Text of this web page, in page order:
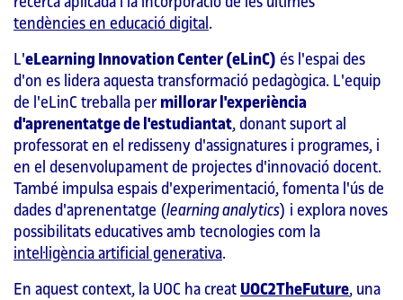
tendències en educació digital .
L'eLearning Innovation Center (eLinC) és l'espai des
d'on es lidera aquesta transformació pedagògica. L'equip
de l'eLinC treballa per millorar l'experiència
d'aprenentatge de l'estudiantat, donant suport al
professorat en el redisseny d'assignatures i programes, i
en el desenvolupament de projectes d'innovació docent.
També impulsa espais d'experimentació, fomenta l'ús de
dades d'aprenentatge (learning analytics) i explora noves
possibilitats educatives amb tecnologies com la
intel·ligència artificial generativa.
En aquest context, la UOC ha creat UOC2TheFuture, una